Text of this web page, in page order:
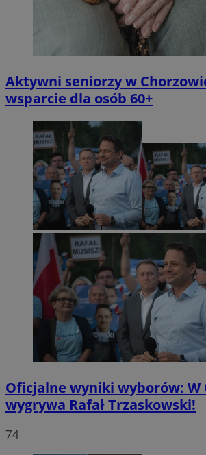
Aktywni seniorzy w
wsparcie dla osób 60+
Oficjalne wyniki wyborów: W
wygrywa Rafał Trzaskowski!
74